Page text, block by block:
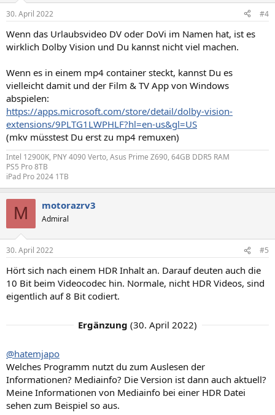
e
:
30. April 2022 #4
Wenn das Urlaubsvideo DV oder DoVi im Namen hat, ist es
wirklich Dolby Vision und Du kannst nicht viel machen.
Wenn es in einem mp4 container steckt, kannst Du es
vielleicht damit und der Film & TV App von Windows
abspielen:
https://apps.microsoft.com/store/detail/dolby-vision-
extensions/9PLTG1LWPHLF?hl=en-us&gl=US
(mkv müsstest Du erst zu mp4 remuxen)
Intel 12900K, PNY 4090 Verto, Asus Prime Z690, 64GB DDR5 RAM
PS5 Pro 8TB
iPad Pro 2024 1TB
M motorazrv3
Admiral
30. April 2022 #5
Hört sich nach einem HDR Inhalt an. Darauf deuten auch die
10 Bit beim Videocodec hin. Normale, nicht HDR Videos, sind
eigentlich auf 8 Bit codiert.
Ergänzung (30. April 2022)
@hatemjapo
Welches Programm nutzt du zum Auslesen der
Informationen? Mediainfo? Die Version ist dann auch aktuell?
Meine Informationen von Mediainfo bei einer HDR Datei
sehen zum Beispiel so aus.